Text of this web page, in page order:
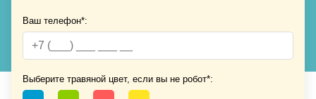
Хочу такую
Ваш телефон*:
Выберите травяной цвет, если вы не робот*: